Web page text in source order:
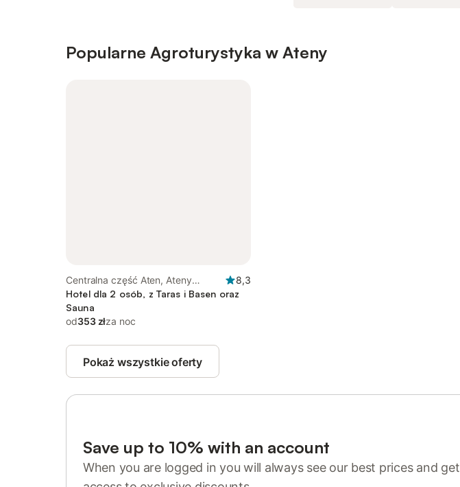
Popularne Agroturystyka w Ateny
Centralna część Aten, Ateny
Centrum
8,3
Hotel dla 2 osób, z Taras i Basen oraz
Sauna
od353 złza noc
Pokaż wszystkie oferty
Save up to 10% with an account
When you are logged in you will always see our best prices and get